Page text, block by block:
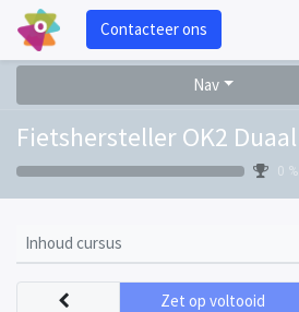
Contacteer ons
Nav
Fietshersteller OK2 Duaal
0 %
Inhoud cursus
Zet op voltooid